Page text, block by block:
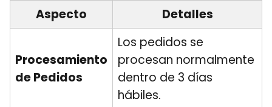
Aspecto
Detalles
Procesamiento
de Pedidos
Los pedidos se
procesan normalmente
dentro de 3 días
hábiles.